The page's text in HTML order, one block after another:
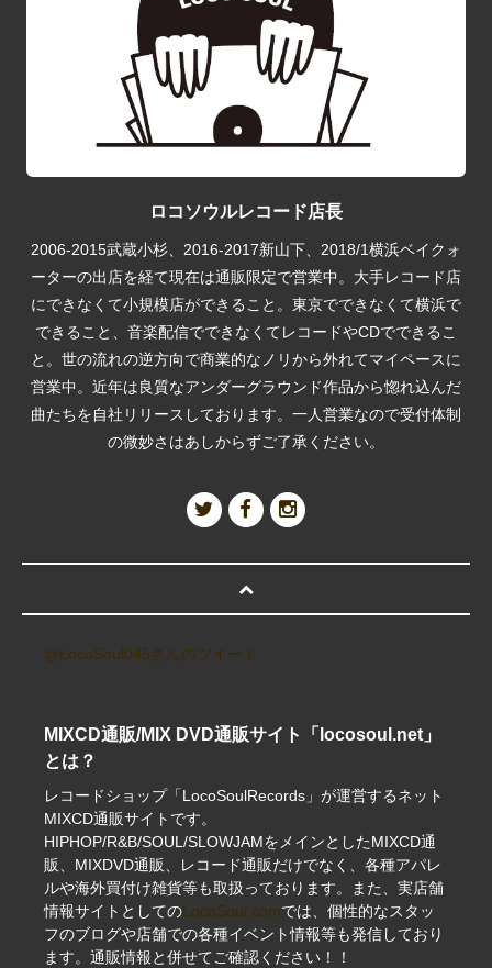
ロコソウルレコード店長
2006-2015武蔵小杉、2016-2017新山下、2018/1横浜ベイクォ
ーターの出店を経て現在は通販限定で営業中。大手レコード店
にできなくて小規模店ができること。東京でできなくて横浜で
できること、音楽配信でできなくてレコードやCDでできるこ
と。世の流れの逆方向で商業的なノリから外れてマイペースに
営業中。近年は良質なアンダーグラウンド作品から惚れ込んだ
曲たちを自社リリースしております。一人営業なので受付体制
の微妙さはあしからずご了承ください。
@LocoSoul045さんのツイート
MIXCD通販/MIX DVD通販サイト「locosoul.net」
とは？
レコードショップ「LocoSoulRecords」が運営するネット
MIXCD通販サイトです。
HIPHOP/R&B/SOUL/SLOWJAMをメインとしたMIXCD通
販、MIXDVD通販、レコード通販だけでなく、各種アパレ
ルや海外買付け雑貨等も取扱っております。また、実店舗
情報サイトとしてのLocoSoul.comでは、個性的なスタッ
フのブログや店舗での各種イベント情報等も発信しており
ます。通販情報と併せてご確認ください！！